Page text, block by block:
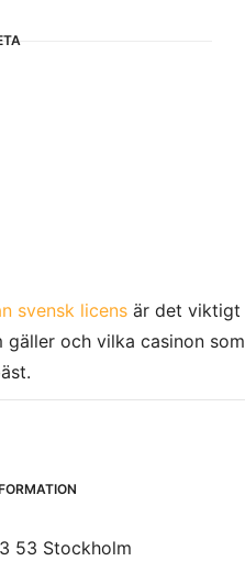
svensk licensär det viktigt
och vilka casinon som
53 Stockholm